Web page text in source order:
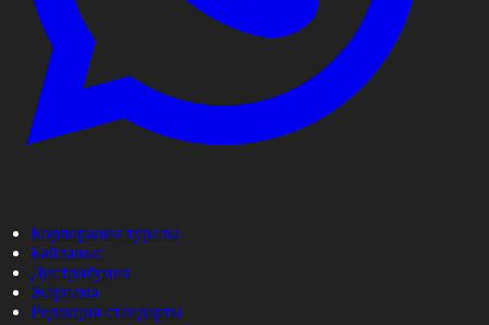
Корпорация туралы
Байланыс
Дистрибуция
Жарнама
Редакция стандарты